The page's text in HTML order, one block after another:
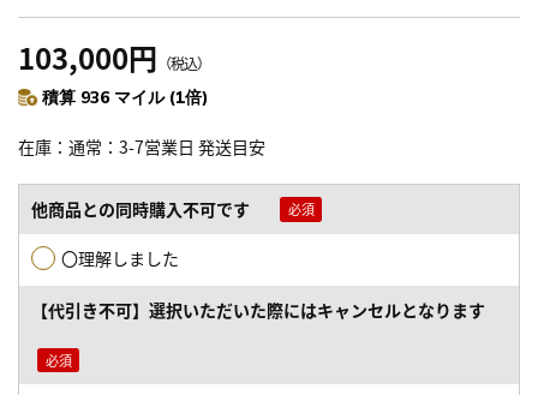
103,000円 （税込）
積算 936 マイル (1倍)
在庫 通常：3-7営業日 発送目安
他商品との同時購入不可です
〇理解しました
【代引き不可】選択いただいた際にはキャンセルとなります